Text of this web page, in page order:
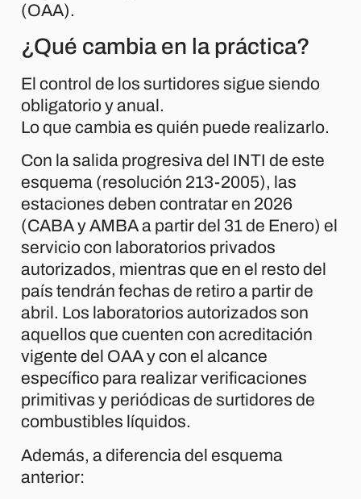
(OAA).
¿Qué cambia en la práctica?
El control de los surtidores sigue siendo
obligatorio y anual.
Lo que cambia es quién puede realizarlo.
Con la salida progresiva del INTI de este
esquema (resolución 213-2005), las
estaciones deben contratar en 2026
(CABA y AMBA a partir del 31 de Enero) el
servicio con laboratorios privados
autorizados, mientras que en el resto del
país tendrán fechas de retiro a partir de
abril. Los laboratorios autorizados son
aquellos que cuenten con acreditación
vigente del OAA y con el alcance
específico para realizar verificaciones
primitivas y periódicas de surtidores de
combustibles líquidos.
Además, a diferencia del esquema
anterior: